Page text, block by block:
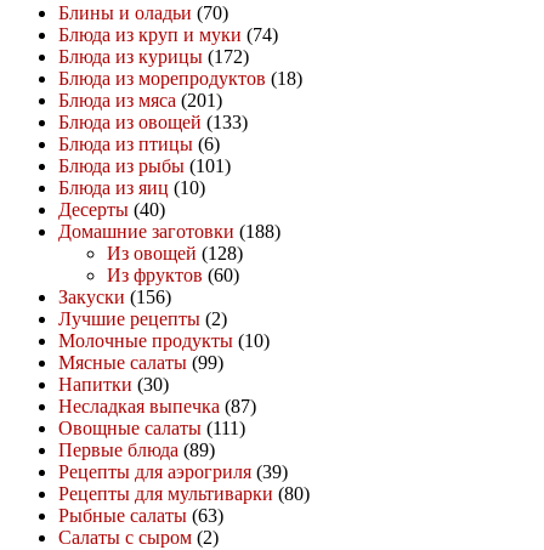
Блины и оладьи (70)
Блюда из круп и муки (74)
Блюда из курицы (172)
Блюда из морепродуктов (18)
Блюда из мяса (201)
Блюда из овощей (133)
Блюда из птицы (6)
Блюда из рыбы (101)
Блюда из яиц (10)
Десерты (40)
Домашние заготовки (188)
Из овощей (128)
Из фруктов (60)
Закуски (156)
Лучшие рецепты (2)
Молочные продукты (10)
Мясные салаты (99)
Напитки (30)
Несладкая выпечка (87)
Овощные салаты (111)
Первые блюда (89)
Рецепты для аэрогриля (39)
Рецепты для мультиварки (80)
Рыбные салаты (63)
Салаты с сыром (2)